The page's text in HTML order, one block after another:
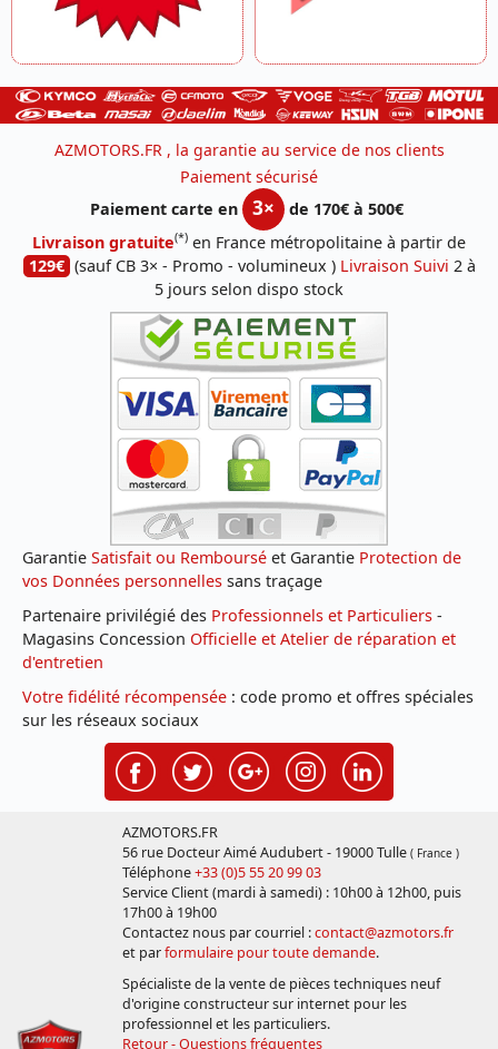
AZMOTORS.FR , la garantie au service de nos clients
Paiement sécurisé
Paiement carte en
3×
de 170€ à 500€
Livraison gratuite(*) en France métropolitaine à partir de
129€ (sauf CB 3× - Promo - volumineux ) Livraison Suivi 2 à
5 jours selon dispo stock
Garantie Satisfait ou Remboursé et Garantie Protection de
vos Données personnelles sans traçage
Partenaire privilégié des Professionnels et Particuliers -
Magasins Concession Officielle et Atelier de réparation et
d'entretien
Votre fidélité récompensée : code promo et offres spéciales
sur les réseaux sociaux
AZMOTORS.FR
56 rue Docteur Aimé Audubert - 19000 Tulle ( France )
Téléphone+33 (0)5 55 20 99 03
Service Client (mardi à samedi) : 10h00 à 12h00, puis
17h00 à 19h00
Contactez nous par courriel :contact@azmotors.fr
et parformulaire pour toute demande.
Spécialiste de la vente de pièces techniques neuf
d'origine constructeur sur internet pour les
professionnel et les particuliers.
Retour - Questions fréquentes